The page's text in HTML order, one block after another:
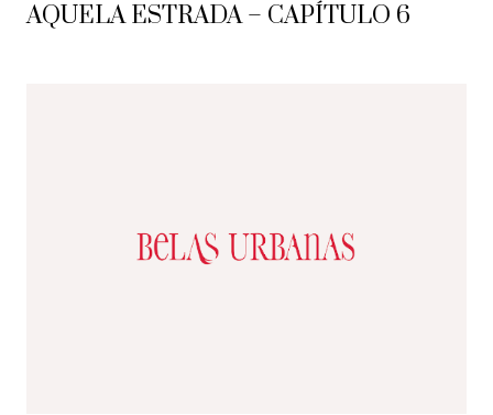
AQUELA ESTRADA – CAPÍTULO 6